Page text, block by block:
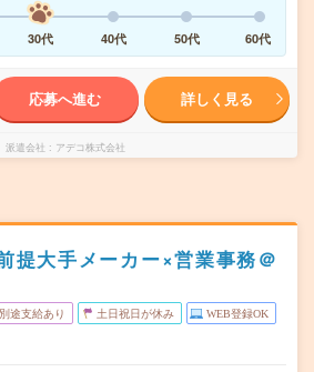
30代 40代 50代 60代
応募へ進む 詳しく見る
派遣会社 アデコ株式会社
提大手メーカー×営業事務＠
途支給あり 土日祝日が休み WEB登録OK